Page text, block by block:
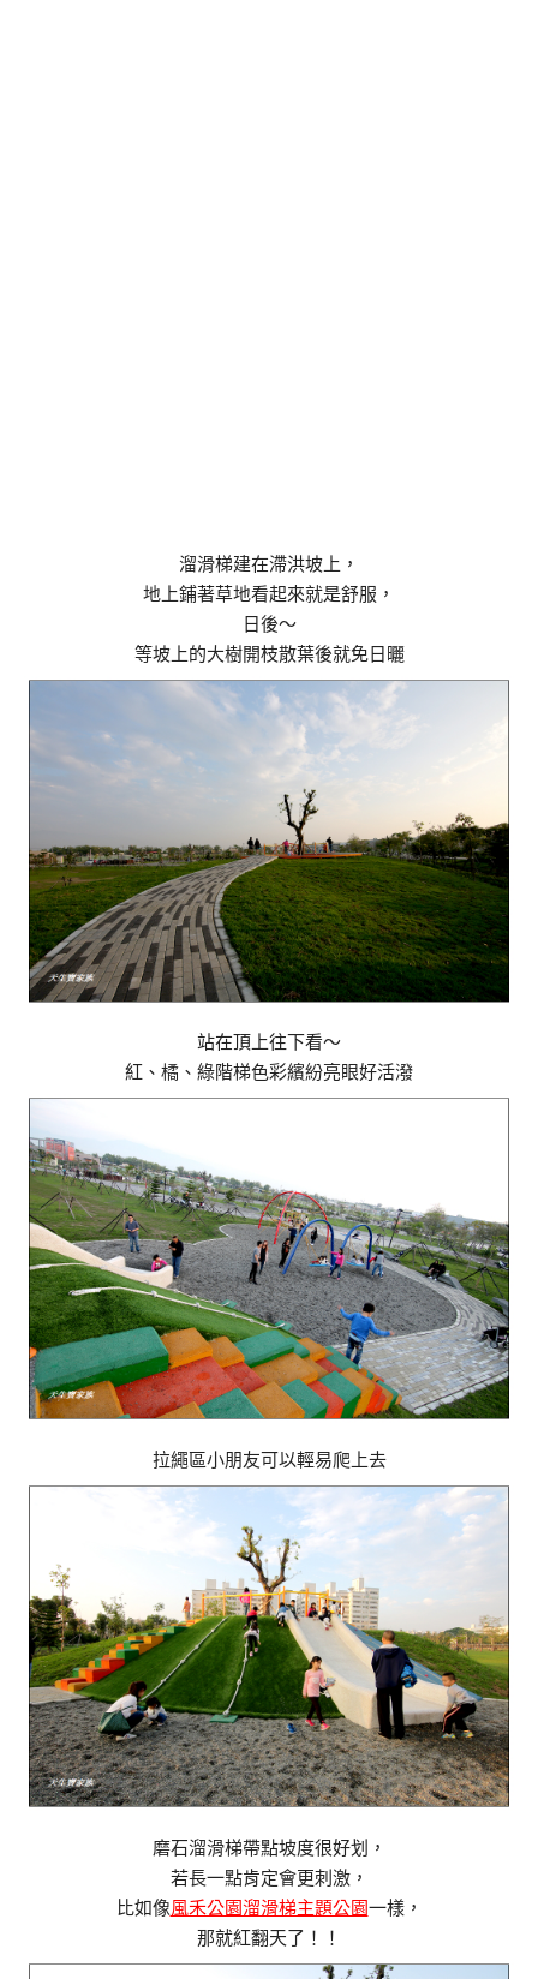
溜滑梯建在滯洪坡上，
地上鋪著草地看起來就是舒服，
日後～
等坡上的大樹開枝散葉後就免日曬
站在頂上往下看～
紅、橘、綠階梯色彩繽紛亮眼好活潑
拉繩區小朋友可以輕易爬上去
磨石溜滑梯帶點坡度很好划，
若長一點肯定會更刺激，
比如像風禾公園溜滑梯主題公園一樣，
那就紅翻天了！！